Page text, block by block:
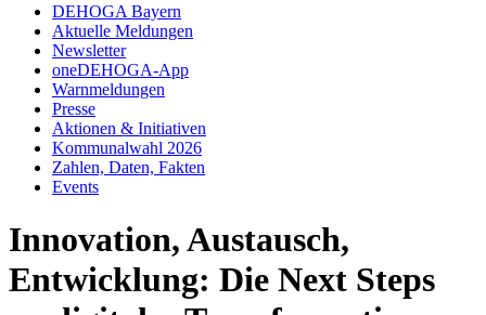
DEHOGA Bayern
Aktuelle Meldungen
Newsletter
oneDEHOGA-App
Warnmeldungen
Presse
Aktionen & Initiativen
Kommunalwahl 2026
Zahlen, Daten, Fakten
Events
Innovation, Austausch,
Entwicklung: Die Next Steps